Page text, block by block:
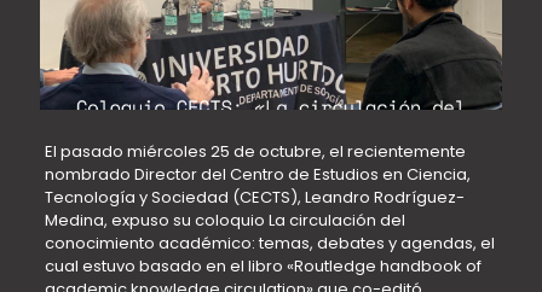
El pasado miércoles 25 de octubre, el recientemente
nombrado Director del Centro de Estudios en Ciencia,
Tecnología y Sociedad (CECTS), Leandro Rodríguez-
Medina, expuso su coloquio La circulación del
conocimiento académico: temas, debates y agendas, el
cual estuvo basado en el libro «Routledge handbook of